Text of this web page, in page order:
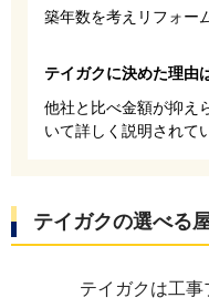
築年数を考えリフォー
テイガクに決めた理由
他社と比べ金額が抑え
いて詳しく説明されて
テイガクの選べる
テイガクは工